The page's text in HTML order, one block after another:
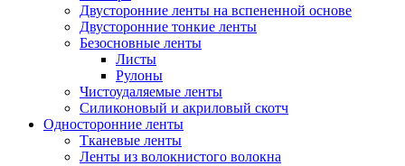
Двусторонние ленты на вспененной основе
Двусторонние тонкие ленты
Безосновные ленты
Листы
Рулоны
Чистоудаляемые ленты
Силиконовый и акриловый скотч
Односторонние ленты
Тканевые ленты
Ленты из волокнистого волокна